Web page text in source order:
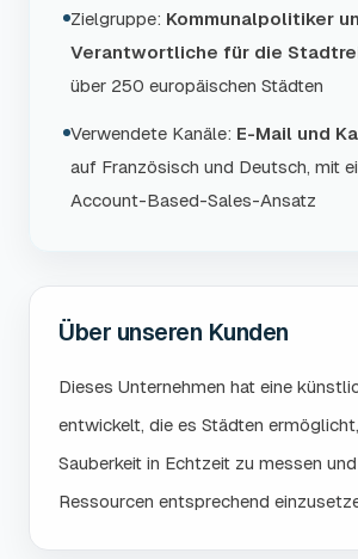
Zielgruppe: Kommunalpolitiker
Verantwortliche für die
über 250 europäischen Städten
Verwendete Kanäle: E-Mail und
auf Französisch und Deutsch, mit
Account-Based-Sales-Ansatz
Über unseren Kunden
Dieses Unternehmen hat eine
entwickelt, die es Städten
Sauberkeit in Echtzeit zu messen
Ressourcen entsprechend